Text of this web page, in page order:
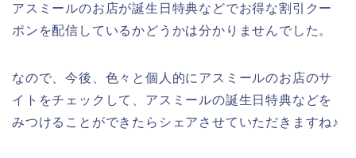
アスミールのお店が誕生日特典などでお得な割引クー
ポンを配信しているかどうかは分かりませんでした。
なので、今後、色々と個人的にアスミールのお店のサ
イトをチェックして、アスミールの誕生日特典などを
みつけることができたらシェアさせていただきますね♪